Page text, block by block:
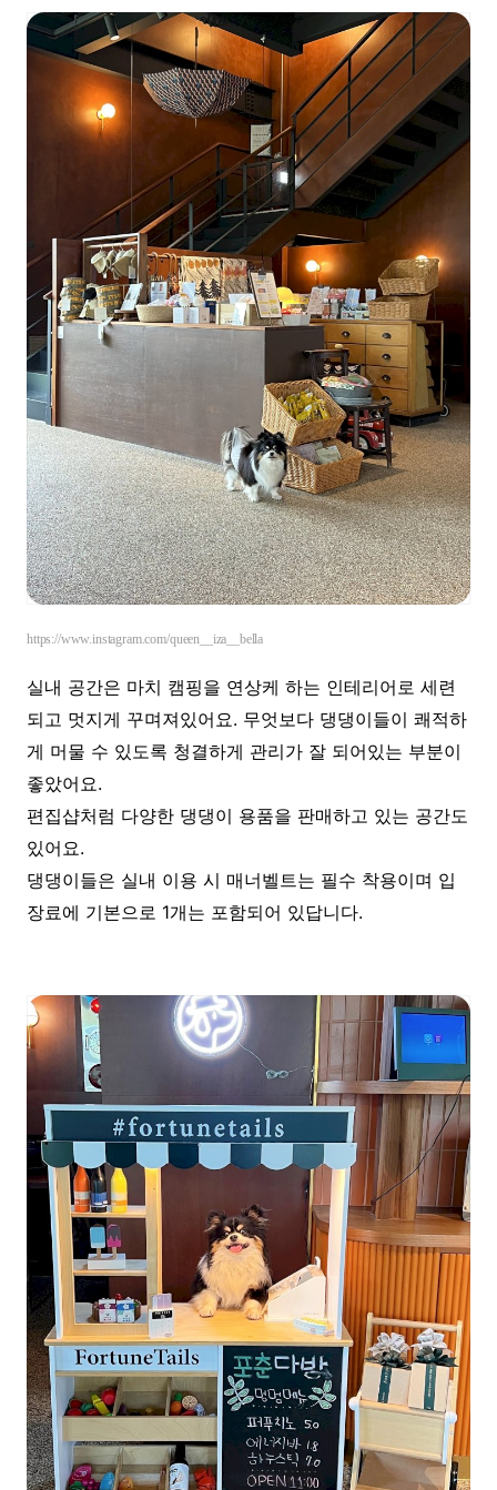
https://www.instagram.com/queen__iza__bella
실내 공간은 마치 캠핑을 연상케 하는 인테리어로 세련
되고 멋지게 꾸며져있어요. 무엇보다 댕댕이들이 쾌적하
게 머물 수 있도록 청결하게 관리가 잘 되어있는 부분이
좋았어요.
편집샵처럼 다양한 댕댕이 용품을 판매하고 있는 공간도
있어요.
댕댕이들은 실내 이용 시 매너벨트는 필수 착용이며 입
장료에 기본으로 1개는 포함되어 있답니다.